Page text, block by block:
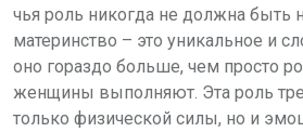
чья роль никогда не должна быть
материнство – это уникальное и
оно гораздо больше, чем просто
женщины выполняют. Эта роль
только физической силы, но и